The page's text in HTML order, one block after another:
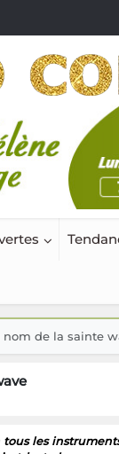
de la sainte
les
plein de